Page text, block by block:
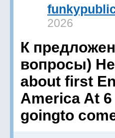
2026
К
вопросы)
about first
America At
goingto